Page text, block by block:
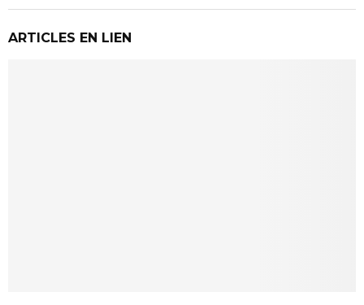
ARTICLES EN LIEN